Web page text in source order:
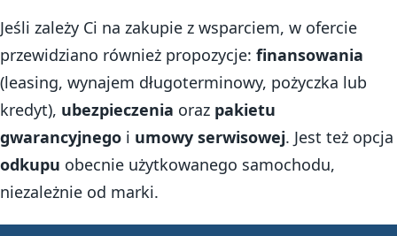
Jeśli zależy Ci na zakupie z wsparciem, w ofercie
przewidziano również propozycje: finansowania
(leasing, wynajem długoterminowy, pożyczka lub
kredyt), ubezpieczenia oraz pakietu
gwarancyjnego i umowy serwisowej. Jest też opcja
odkupu obecnie użytkowanego samochodu,
niezależnie od marki.